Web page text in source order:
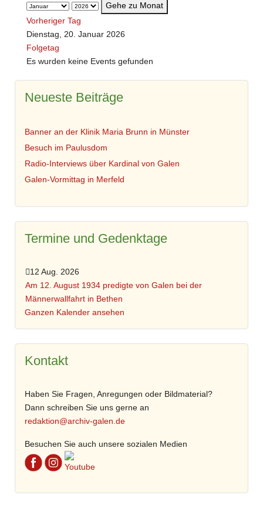
Gehe zu Monat
Vorheriger Tag
Dienstag, 20. Januar 2026
Folgetag
Es wurden keine Events gefunden
Neueste Beiträge
Banner an der Klinik Maria Brunn in Münster
Besuch im Paulusdom
Radio-Interviews über Kardinal von Galen
Galen-Vormittag in Merfeld
Termine und Gedenktage
12 Aug. 2026
Am 12. August 1934 predigte von Galen bei der
Männerwallfahrt in Bethen
Ganzen Kalender ansehen
Kontakt
Haben Sie Fragen, Anregungen oder Bildmaterial?
Dann schreiben Sie uns gerne an
redaktion@archiv-galen.de
Besuchen Sie auch unsere sozialen Medien